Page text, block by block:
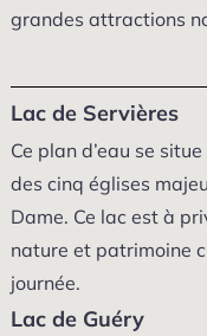
grandes attractions
Lac de Servières
Ce plan d’eau se
des cinq églises
Dame. Ce lac est à
nature et patrimoine
journée.
Lac de Guéry